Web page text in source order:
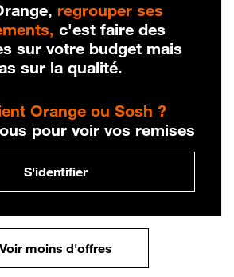
regrouper ses
c'est faire des
sur votre budget mais
sur la qualité.
Orange ou Sosh ?
pour voir vos remises
S'identifier
Voir moins d'offres